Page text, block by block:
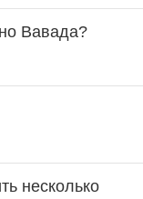
Вавада?
несколько